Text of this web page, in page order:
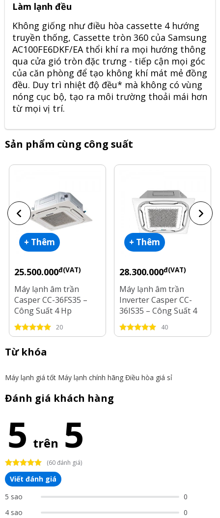
Làm lạnh đều
Không giống như điều hòa cassette 4 hướng
truyền thống, Cassette tròn 360 của Samsung
AC100FE6DKF/EAthổi khí ra mọi hướng thông
qua cửa gió tròn đặc trưng - tiếp cận mọi góc
của căn phòng để tạo không khí mát mẻ đồng
đều. Duy trì nhiệt độ đều* mà không có vùng
nóng cục bộ, tạo ra môi trường thoải mái hơn
từ mọi vị trí.
Sản phẩm cùng công suất
+ Thêm
25.500.000đ(VAT)
Máy lạnh âm trần
Casper CC-36FS35 –
Công Suất 4 Hp
20
+ Thêm
28.300.000đ(VAT)
Máy lạnh âm trần
Inverter Casper CC-
36IS35 – Công Suất 4
Hp
40
Từ khóa
Máy lạnh giá tốt Máy lạnh chính hãng Điều hòa giá sỉ
Đánh giá khách hàng
5 trên 5
(60 đánh giá)
Viết đánh giá
5 sao
0
4 sao
0